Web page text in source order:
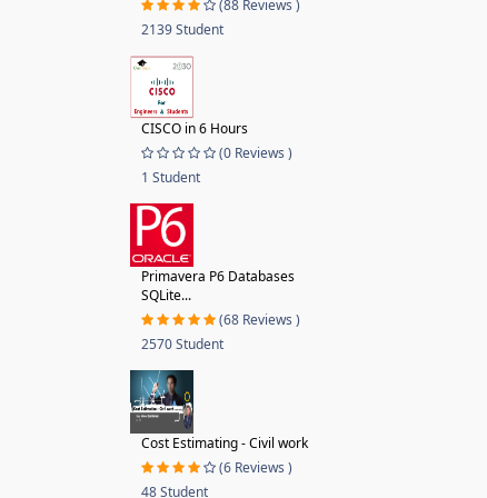
(88 Reviews )
2139 Student
CISCO in 6 Hours
(0 Reviews )
1 Student
Primavera P6 Databases
SQLite...
(68 Reviews )
2570 Student
Cost Estimating - Civil work
(6 Reviews )
48 Student